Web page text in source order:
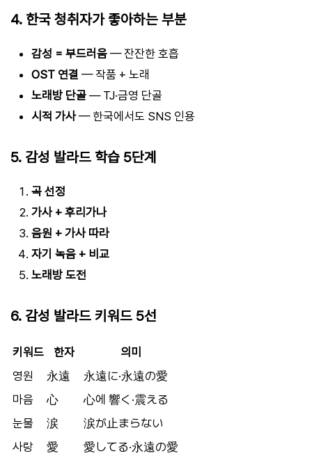
4. 한국 청취자가 좋아하는 부분
감성 = 부드러움 — 잔잔한 호흡
OST 연결 — 작품 + 노래
노래방 단골 — TJ·금영 단골
시적 가사— 한국에서도 SNS 인용
5. 감성 발라드 학습 5단계
곡 선정
가사 + 후리가나
음원 + 가사 따라
자기 녹음 + 비교
노래방 도전
6. 감성 발라드 키워드 5선
키워드 한자
의미
영원
永遠
永遠に·永遠の愛
마음
心
心에 響く·震える
눈물
涙
涙が止まらない
사랑
愛
愛してる·永遠の愛